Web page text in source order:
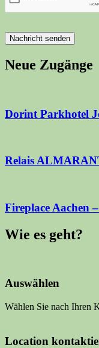
Nachricht senden
Neue Zugänge
Dorint Parkhotel
Relais
Fireplace Aachen
Wie es geht?
Auswählen
Wählen Sie nach Ihren
Location